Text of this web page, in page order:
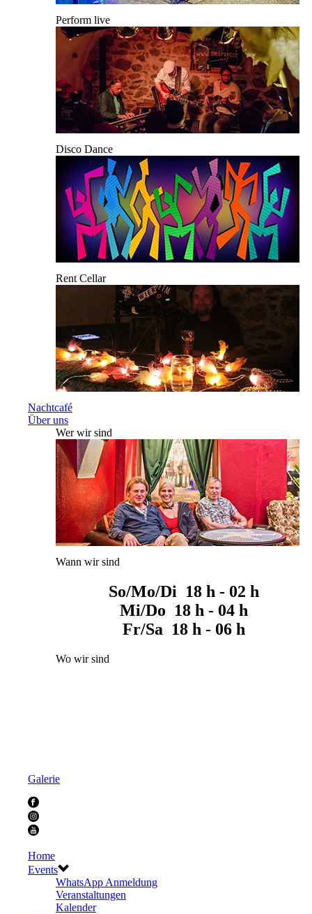
Perform live
Disco Dance
Rent Cellar
Nachtcafé
Über uns
Wer wir sind
Wann wir sind
So/Mo/Di 18 h - 02 h
Mi/Do 18 h - 04 h
Fr/Sa 18 h - 06 h
Wo wir sind
Galerie
Home
Events
WhatsApp Anmeldung
Veranstaltungen
Kalender